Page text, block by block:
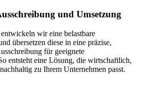
und Umsetzung
wir eine belastbare
übersetzen diese in eine präzise,
für geeignete
entsteht eine Lösung, die wirtschaftlich,
zu Ihrem Unternehmen passt.